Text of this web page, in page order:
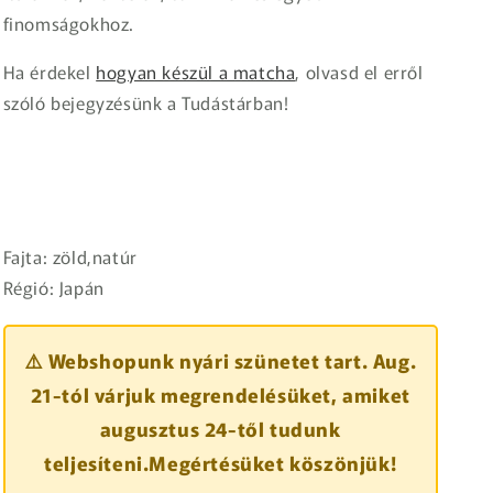
finomságokhoz.
Ha érdekel hogyan készül a matcha, olvasd el erről
szóló bejegyzésünk a Tudástárban!
Fajta: zöld,natúr
Régió: Japán
⚠️ Webshopunk nyári szünetet tart. Aug.
21-tól várjuk megrendelésüket, amiket
augusztus 24-től tudunk
teljesíteni.Megértésüket köszönjük!